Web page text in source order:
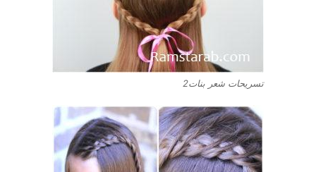
تسريحات شعر بنات2